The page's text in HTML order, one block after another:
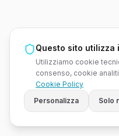
Questo sito utilizza
Utilizziamo cookie
consenso, cookie
Cookie Policy
Personalizza
Solo